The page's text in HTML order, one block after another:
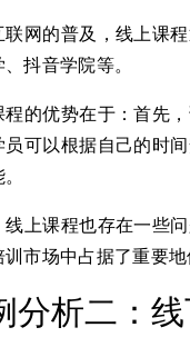
联网的普及，线上课
抖音学院等。
程的优势在于：首先
员可以根据自己的时
线上课程也存在一些
市场中占据了重要地
分析二：